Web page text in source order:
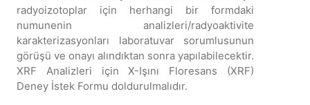
radyoizotoplar için herhangi bir formdaki
numunenin analizleri/radyoaktivite
karakterizasyonları laboratuvar sorumlusunun
görüşü ve onayı alındıktan sonra yapılabilecektir.
XRF Analizleri için X-Işını Floresans (XRF)
Deney İstek Formu doldurulmalıdır.